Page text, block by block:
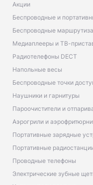
Акции
Беспроводные и
Беспроводные
Медиаплееры и ТВ-
Радиотелефоны DECT
Напольные весы
Беспроводные точки
Наушники и гарнитуры
Пароочистители и
Аэрогрили и
Портативные зарядные
Портативные
Проводные телефоны
Электрические зубные